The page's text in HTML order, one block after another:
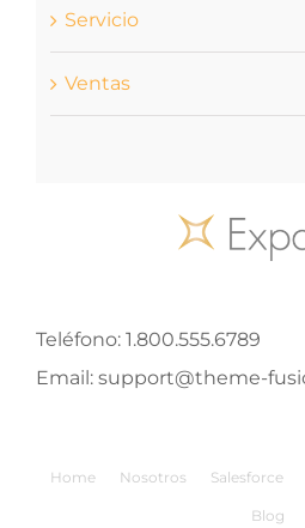
Servicio
Ventas
Teléfono: 1.800.555.6789
Email: support@theme-
Home Nosotros Salesforce
Blog